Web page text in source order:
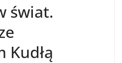
świat.
Kudłą